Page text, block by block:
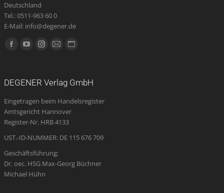
Deutschland
Tel.: 0511-963 60 0
E-Mail: info@degener.de
Finden Sie uns auf:
Facebook
new
window
YouTube
new
window
Instagram
new
window
E-
opens
in
new
Website
new
DEGENER Verlag GmbH
Eingetragen beim Handelsregister
Amtsgericht Hannover
Register-Nr. HRB 4133
UST.-ID-NUMMER: DE 115 676 709
Geschäftsführung:
Dr. oec. HSG Max-Georg Büchner
Michael Hühn